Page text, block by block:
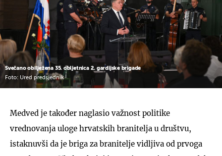
Svečano obilježena 35. obljetnica 2. gardijske brigade
Foto: Ured predsjednik
Medved je također naglasio važnost politike
vrednovanja uloge hrvatskih branitelja u društvu,
istaknuvši da je briga za branitelje vidljiva od prvoga